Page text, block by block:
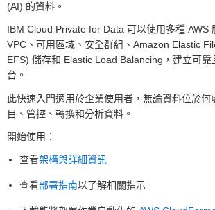
(AI) 的資料。
IBM Cloud Private for Data 可以使用多種 AWS
VPC、可用區域、安全群組、Amazon Elastic
EFS) 儲存和 Elastic Load Balancing，建立可靠
台。
此快速入門適用於企業使用者，無論資料位於何
目、管控、轉換和分析資料。
開始使用：
查看架構與詳細資訊
查看部署指南以了解相關指示